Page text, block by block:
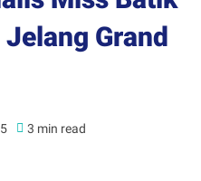
Grand
3 min read